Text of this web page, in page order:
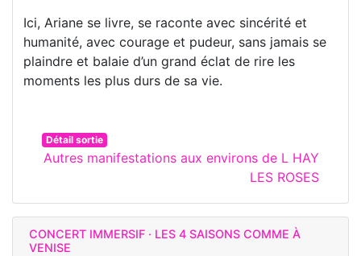
Ici, Ariane se livre, se raconte avec sincérité et
humanité, avec courage et pudeur, sans jamais se
plaindre et balaie d’un grand éclat de rire les
moments les plus durs de sa vie.
Détail sortie
Autres manifestations aux environs de L HAY
LES ROSES
CONCERT IMMERSIF · LES 4 SAISONS COMME À
VENISE